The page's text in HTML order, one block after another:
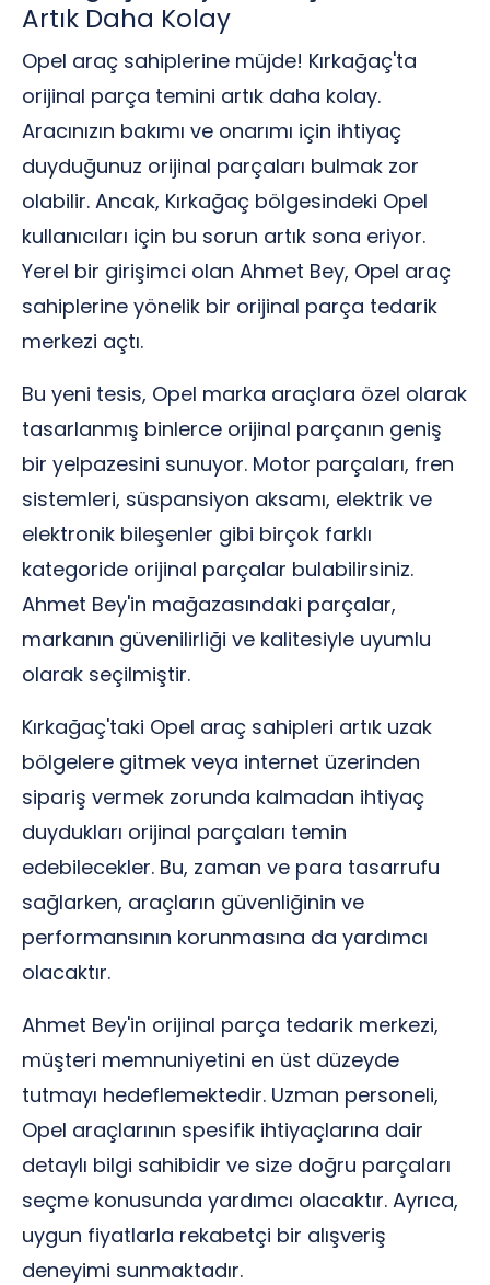
Artık Daha Kolay
Opel araç sahiplerine müjde! Kırkağaç'ta
orijinal parça temini artık daha kolay.
Aracınızın bakımı ve onarımı için ihtiyaç
duyduğunuz orijinal parçaları bulmak zor
olabilir. Ancak, Kırkağaç bölgesindeki Opel
kullanıcıları için bu sorun artık sona eriyor.
Yerel bir girişimci olan Ahmet Bey, Opel araç
sahiplerine yönelik bir orijinal parça tedarik
merkezi açtı.
Bu yeni tesis, Opel marka araçlara özel olarak
tasarlanmış binlerce orijinal parçanın geniş
bir yelpazesini sunuyor. Motor parçaları, fren
sistemleri, süspansiyon aksamı, elektrik ve
elektronik bileşenler gibi birçok farklı
kategoride orijinal parçalar bulabilirsiniz.
Ahmet Bey'in mağazasındaki parçalar,
markanın güvenilirliği ve kalitesiyle uyumlu
olarak seçilmiştir.
Kırkağaç'taki Opel araç sahipleri artık uzak
bölgelere gitmek veya internet üzerinden
sipariş vermek zorunda kalmadan ihtiyaç
duydukları orijinal parçaları temin
edebilecekler. Bu, zaman ve para tasarrufu
sağlarken, araçların güvenliğinin ve
performansının korunmasına da yardımcı
olacaktır.
Ahmet Bey'in orijinal parça tedarik merkezi,
müşteri memnuniyetini en üst düzeyde
tutmayı hedeflemektedir. Uzman personeli,
Opel araçlarının spesifik ihtiyaçlarına dair
detaylı bilgi sahibidir ve size doğru parçaları
seçme konusunda yardımcı olacaktır. Ayrıca,
uygun fiyatlarla rekabetçi bir alışveriş
deneyimi sunmaktadır.